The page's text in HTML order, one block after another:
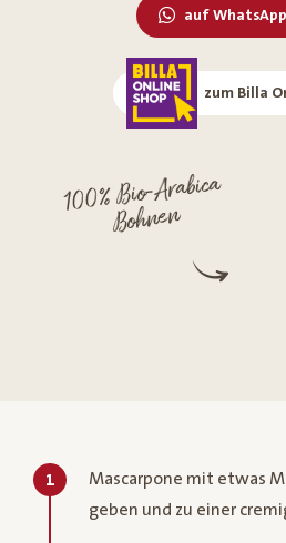
auf
zum Billa
100% Bio-Arabica
Bohnen
1
Mascarpone mit etwas
geben und zu einer